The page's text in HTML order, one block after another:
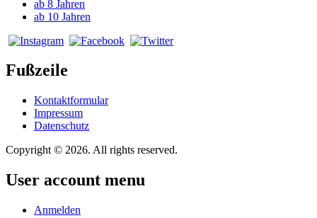
ab 8 Jahren
ab 10 Jahren
Fußzeile
Kontaktformular
Impressum
Datenschutz
Copyright © 2026. All rights reserved.
User account menu
Anmelden